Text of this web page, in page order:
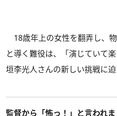
18歳年上の女性を翻弄し、
と導く難役は、「演じていて
垣李光人さんの新しい挑戦に迫
監督から「怖っ！」と言われ